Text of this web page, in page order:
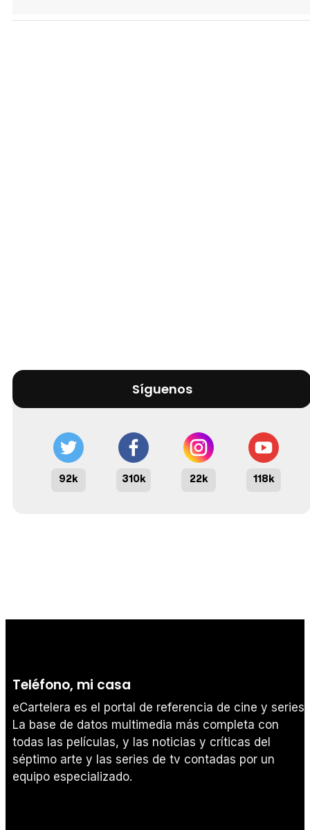
Síguenos
92k 310k 22k 118k
Teléfono, mi casa
eCartelera es el portal de referencia de cine y series.
La base de datos multimedia más completa con
todas las películas, y las noticias y críticas del
séptimo arte y las series de tv contadas por un
equipo especializado.